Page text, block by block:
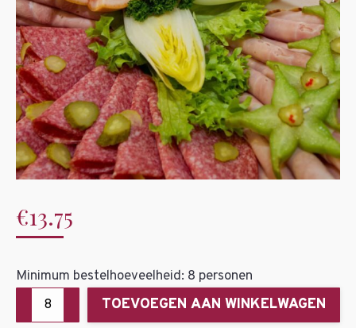
€13.75
Minimum bestelhoeveelheid: 8 personen
Boerenbuffet
"Lemiers"
TOEVOEGEN AAN WINKELWAGEN